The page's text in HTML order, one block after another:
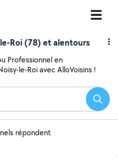
Roi (78) et alentours
Professionnel en
le-Roi avec AlloVoisins !
répondent